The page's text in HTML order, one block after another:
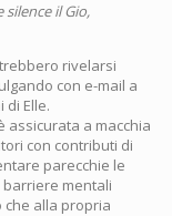
silenceil Gio,
rivelarsi
con e-mail a
di Elle.
assicurata a macchia
con contributi di
parecchie le
mentali
che alla propria